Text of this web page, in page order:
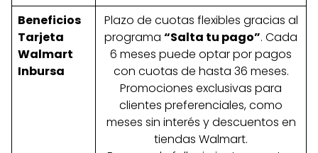
Beneficios
Tarjeta
Walmart
Inbursa
Plazo de cuotas flexibles gracias al
programa “Salta tu pago”. Cada
6 meses puede optar por pagos
con cuotas de hasta 36 meses.
Promociones exclusivas para
clientes preferenciales, como
meses sin interés y descuentos en
tiendas Walmart.